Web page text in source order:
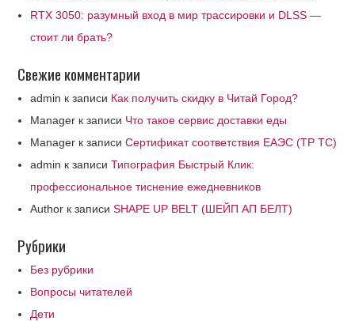
RTX 3050: разумный вход в мир трассировки и DLSS —
стоит ли брать?
Свежие комментарии
admin к записи Как получить скидку в Читай Город?
Manager к записи Что такое сервис доставки еды
Manager к записиСертификат соответствия ЕАЭС (ТР ТС)
admin к записиТипография Быстрый Клик:
профессиональное тиснение ежедневников
Author к записиSHAPE UP BELT (ШЕЙП АП БЕЛТ)
Рубрики
Без рубрики
Вопросы читателей
Дети